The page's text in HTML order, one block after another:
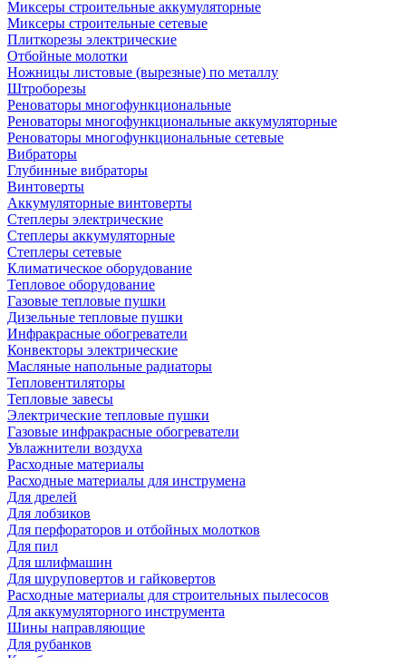
Миксеры строительные аккумуляторные
Миксеры строительные сетевые
Плиткорезы электрические
Отбойные молотки
Ножницы листовые (вырезные) по металлу
Штроборезы
Реноваторы многофункциональные
Реноваторы многофункциональные аккумуляторные
Реноваторы многофункциональные сетевые
Вибраторы
Глубинные вибраторы
Винтоверты
Аккумуляторные винтоверты
Степлеры электрические
Степлеры аккумуляторные
Степлеры сетевые
Климатическое оборудование
Тепловое оборудование
Газовые тепловые пушки
Дизельные тепловые пушки
Инфракрасные обогреватели
Конвекторы электрические
Масляные напольные радиаторы
Тепловентиляторы
Тепловые завесы
Электрические тепловые пушки
Газовые инфракрасные обогреватели
Увлажнители воздуха
Расходные материалы
Расходные материалы для инструмена
Для дрелей
Для лобзиков
Для перфораторов и отбойных молотков
Для пил
Для шлифмашин
Для шуруповертов и гайковертов
Расходные материалы для строительных пылесосов
Для аккумуляторного инструмента
Шины направляющие
Для рубанков